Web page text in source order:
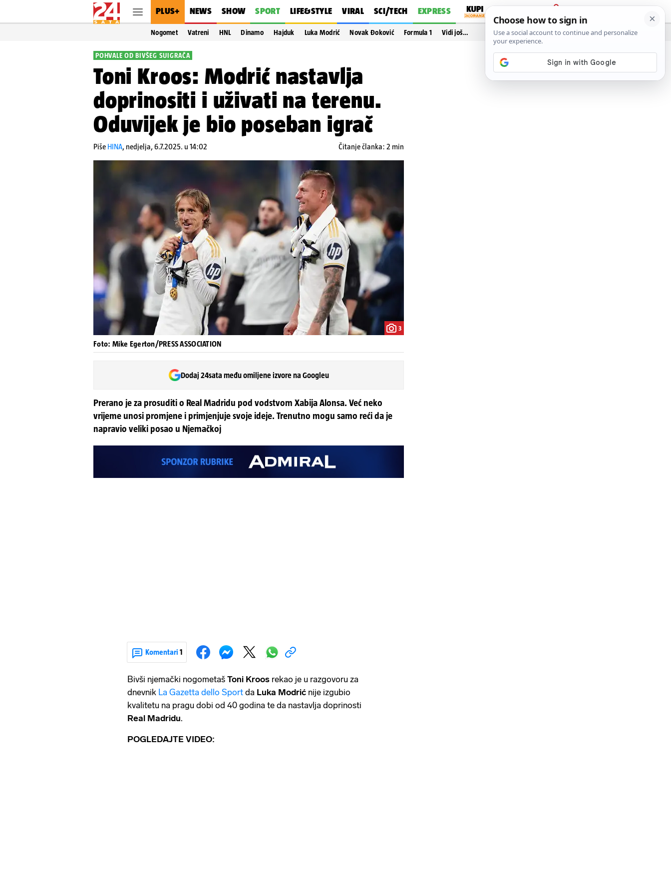
PLUS+ NEWS SHOW SPORT LIFE&STYLE VIRAL SCI/TECH EXPRESS
PRIJAVA
Nogomet Vatreni HNL Dinamo Hajduk Luka Modrić Novak Đoković Formula 1 Vidi još…
POHVALE OD BIVŠEG SUIGRAČA
Toni Kroos: Modrić nastavlja
doprinositi i uživati na terenu.
Oduvijek je bio poseban igrač
Piše HINA, nedjelja, 6.7.2025. u 14:02 Čitanje članka: 2 min
3
Foto: Mike Egerton/PRESS ASSOCIATION
Dodaj 24sata među omiljene izvore na Googleu
Prerano je za prosuditi o Real Madridu pod vodstvom Xabija Alonsa. Već neko
vrijeme unosi promjene i primjenjuje svoje ideje. Trenutno mogu samo reći da je
napravio veliki posao u Njemačkoj
Komentari 1
Bivši njemački nogometaš Toni Kroos rekao je u razgovoru za
dnevnik La Gazetta dello Sport da Luka Modrić nije izgubio
kvalitetu na pragu dobi od 40 godina te da nastavlja doprinosti
Real Madridu.
POGLEDAJTE VIDEO: